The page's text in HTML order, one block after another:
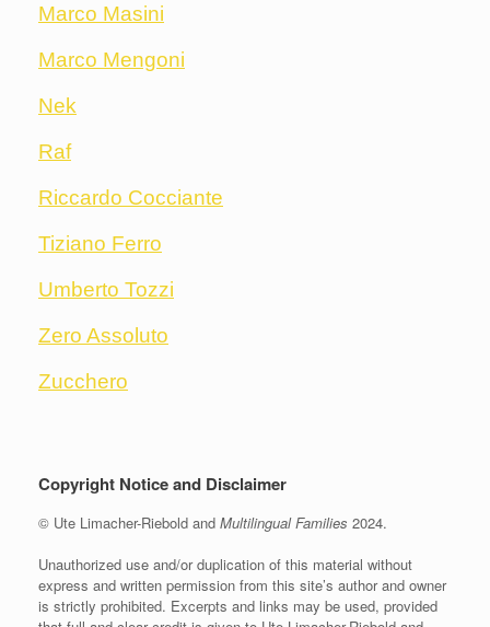
Marco Masini
Marco Mengoni
Nek
Raf
Riccardo Cocciante
Tiziano Ferro
Umberto Tozzi
Zero Assoluto
Zucchero
Copyright Notice and Disclaimer
© Ute Limacher-Riebold and Multilingual Families 2024.
Unauthorized use and/or duplication of this material without
express and written permission from this site’s author and owner
is strictly prohibited. Excerpts and links may be used, provided